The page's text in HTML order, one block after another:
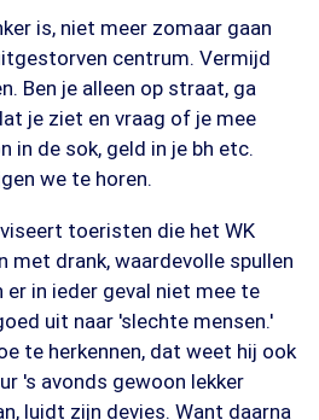
is, niet meer zomaar gaan
centrum. Vermijd
Ben je alleen op straat, ga
je ziet en vraag of je mee
in de sok, geld in je bh etc.
we te horen.
toeristen die het WK
met drank, waardevolle spullen
in ieder geval niet mee te
uit naar 'slechte mensen.'
te herkennen, dat weet hij ook
's avonds gewoon lekker
luidt zijn devies. Want daarna